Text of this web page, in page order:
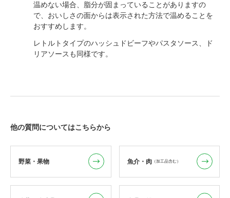
温めない場合、脂分が固まっていることがありますの
で、おいしさの面からは表示された方法で温めることを
おすすめします。
レトルトタイプのハッシュドビーフやパスタソース、ド
リアソースも同様です。
他の質問についてはこちらから
野菜・果物 魚介・肉 （加工品含む）